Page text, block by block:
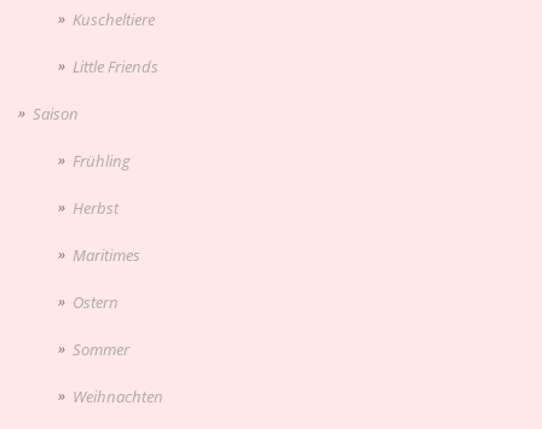
Kuscheltiere
Little Friends
Saison
Frühling
Herbst
Maritimes
Ostern
Sommer
Weihnachten